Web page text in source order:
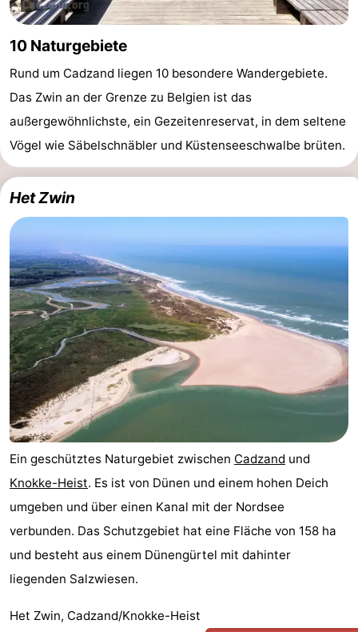
10 Naturgebiete
Rund um Cadzand liegen 10 besondere Wandergebiete.
Das Zwin an der Grenze zu Belgien ist das
außergewöhnlichste, ein Gezeitenreservat, in dem seltene
Vögel wie Säbelschnäbler und Küstenseeschwalbe brüten.
Het Zwin
Ein geschütztes Naturgebiet zwischen Cadzand und
Knokke-Heist. Es ist von Dünen und einem hohen Deich
umgeben und über einen Kanal mit der Nordsee
verbunden. Das Schutzgebiet hat eine Fläche von 158 ha
und besteht aus einem Dünengürtel mit dahinter
liegenden Salzwiesen.
Het Zwin, Cadzand/Knokke-Heist